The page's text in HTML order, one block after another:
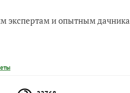
экспертам и опытным